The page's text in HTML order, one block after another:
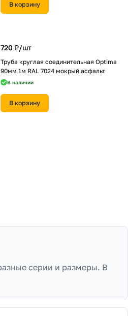
В корзину
720 ₽/шт
Труба круглая соединительная Optima
90мм 1м RAL 7024 мокрый асфальт
В наличии
В корзину
Grand Line шоколадный (RAL 8017)
В корзину